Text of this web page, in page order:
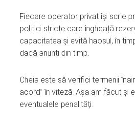
Fiecare operator privat își scrie
politici stricte care îngheață
capacitatea și evită haosul, în
dacă anunți din timp.
Cheia este să verifici termenii
acord” în viteză. Așa am făcut și
eventualele penalități.